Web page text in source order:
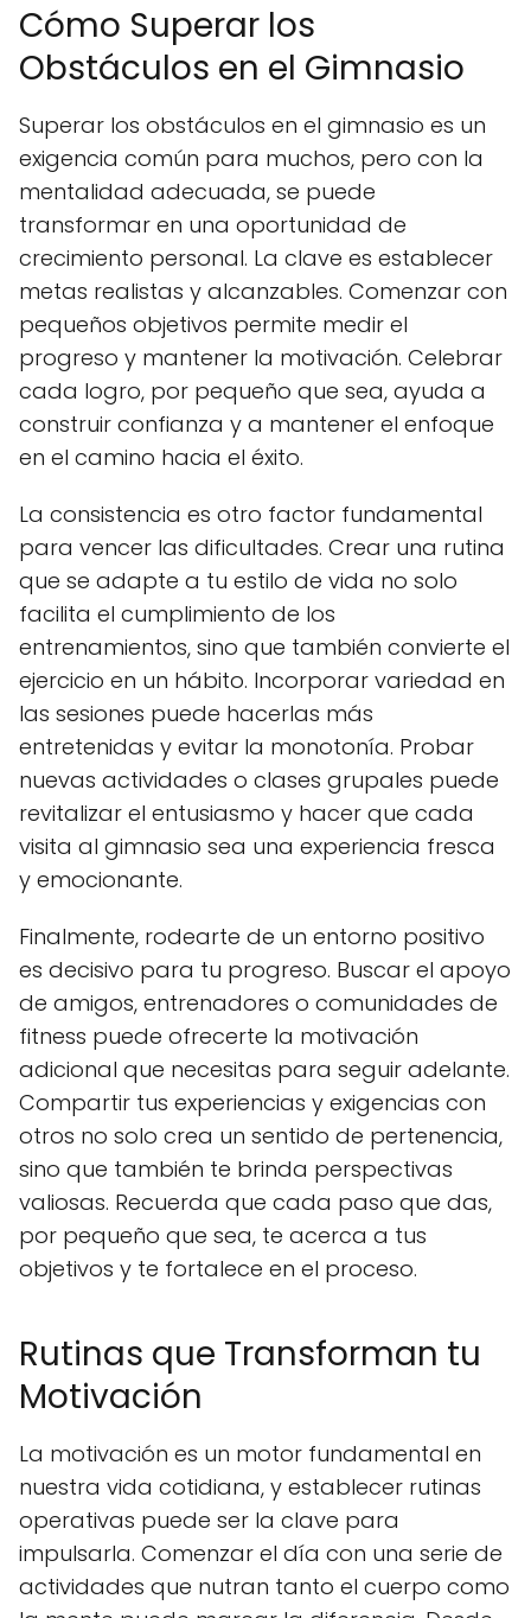
Cómo Superar los
Obstáculos en el Gimnasio
Superar los obstáculos en el gimnasio es un
exigencia común para muchos, pero con la
mentalidad adecuada, se puede
transformar en una oportunidad de
crecimiento personal. La clave es establecer
metas realistas y alcanzables. Comenzar con
pequeños objetivos permite medir el
progreso y mantener la motivación. Celebrar
cada logro, por pequeño que sea, ayuda a
construir confianza y a mantener el enfoque
en el camino hacia el éxito.
La consistencia es otro factor fundamental
para vencer las dificultades. Crear una rutina
que se adapte a tu estilo de vida no solo
facilita el cumplimiento de los
entrenamientos, sino que también convierte el
ejercicio en un hábito. Incorporar variedad en
las sesiones puede hacerlas más
entretenidas y evitar la monotonía. Probar
nuevas actividades o clases grupales puede
revitalizar el entusiasmo y hacer que cada
visita al gimnasio sea una experiencia fresca
y emocionante.
Finalmente, rodearte de un entorno positivo
es decisivo para tu progreso. Buscar el apoyo
de amigos, entrenadores o comunidades de
fitness puede ofrecerte la motivación
adicional que necesitas para seguir adelante.
Compartir tus experiencias y exigencias con
otros no solo crea un sentido de pertenencia,
sino que también te brinda perspectivas
valiosas. Recuerda que cada paso que das,
por pequeño que sea, te acerca a tus
objetivos y te fortalece en el proceso.
Rutinas que Transforman tu
Motivación
La motivación es un motor fundamental en
nuestra vida cotidiana, y establecer rutinas
operativas puede ser la clave para
impulsarla. Comenzar el día con una serie de
actividades que nutran tanto el cuerpo como